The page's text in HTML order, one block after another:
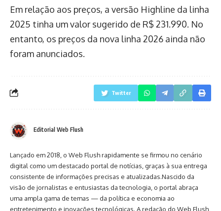
Em relação aos preços, a versão Highline da linha
2025 tinha um valor sugerido de R$ 231.990. No
entanto, os preços da nova linha 2026 ainda não
foram anunciados.
Twitter
Editorial Web Flush
Lançado em 2018, o Web Flush rapidamente se firmou no cenário
digital como um destacado portal de notícias, graças à sua entrega
consistente de informações precisas e atualizadas.Nascido da
visão de jornalistas e entusiastas da tecnologia, o portal abraça
uma ampla gama de temas — da política e economia ao
entretenimento e inovações tecnológicas. A redação do Web Flush,